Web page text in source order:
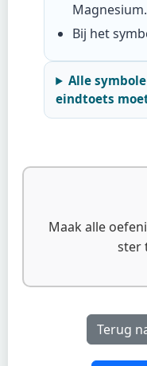
Magnesium.
Bij het
Alle
eindtoets
Maak alle
ster
Terug